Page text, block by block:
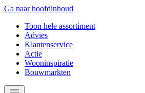
Ga naar hoofdinhoud
Toon hele assortiment
Advies
Klantenservice
Actie
Wooninspiratie
Bouwmarkten